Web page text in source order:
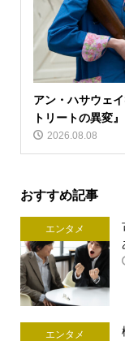
アン・ハサウェ
トリートの異変
2026.08.08
おすすめ記事
エンタメ
エンタメ